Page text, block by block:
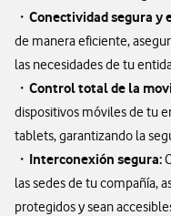
・ Conectividad segura y
de manera eficiente,
las necesidades de tu
・ Control total de la
dispositivos móviles de tu
tablets, garantizando la
・ Interconexión segura:
las sedes de tu compañía,
protegidos y sean